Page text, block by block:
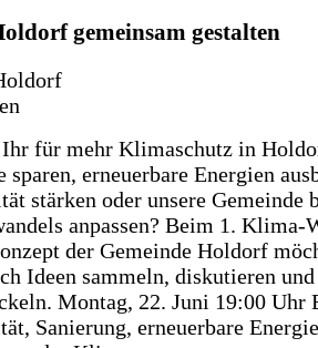
gemeinsam gestalten
Ihr für mehr Klimaschutz in
erneuerbare Energien
stärken oder unsere Gemeinde
anpassen? Beim 1. Klima-
der Gemeinde Holdorf
Ideen sammeln, diskutieren
Montag, 22. Juni 19:00 Uhr
Sanierung, erneuerbare